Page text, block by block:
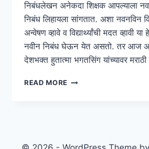
निबंधलेखन अनेकदा शिक्षक आपल्याला
निबंध लिहायला सांगतात. अशा नवनविन
अन्वेषण व्हावे व विद्यार्थ्यांची मदत व्हावी
नवीन निबंध घेऊन येत असतो. तर आज
देशभक्त हुतात्मा भगतसिंग यांच्यावर
READ MORE {ESSAY}
BHAGATSINGH